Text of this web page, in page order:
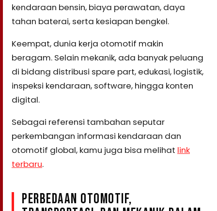
kendaraan bensin, biaya perawatan, daya
tahan baterai, serta kesiapan bengkel.
Keempat, dunia kerja otomotif makin
beragam. Selain mekanik, ada banyak peluang
di bidang distribusi spare part, edukasi, logistik,
inspeksi kendaraan, software, hingga konten
digital.
Sebagai referensi tambahan seputar
perkembangan informasi kendaraan dan
otomotif global, kamu juga bisa melihat link
terbaru.
PERBEDAAN OTOMOTIF,